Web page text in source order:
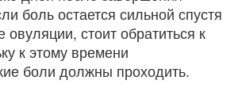
боль остается сильной спустя
овуляции, стоит обратиться к
к этому времени
боли должны проходить.